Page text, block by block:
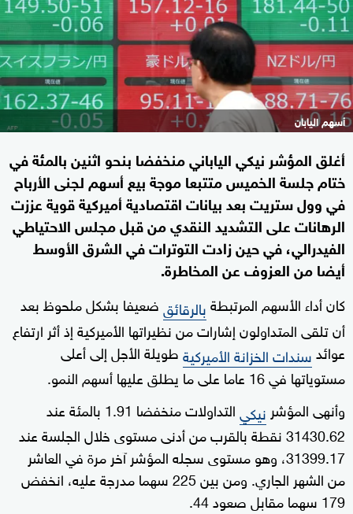
أسهم اليابان
أغلق المؤشر نيكي الياباني منخفضا بنحو اثنين بالمئة في
ختام جلسة الخميس متتبعا موجة بيع أسهم لجنى الأرباح
في وول ستريت بعد بيانات اقتصادية أميركية قوية عززت
الرهانات على التشديد النقدي من قبل مجلس الاحتياطي
الفيدرالي، في حين زادت التوترات في الشرق الأوسط
أيضا من العزوف عن المخاطرة.
كان أداء الأسهم المرتبطةبالرقائقضعيفا بشكل ملحوظ بعد
أن تلقى المتداولون إشارات من نظيراتها الأميركية إذ أثر ارتفاع
عوائدسندات الخزانة الأميركيةطويلة الأجل إلى أعلى
مستوياتها في 16 عاما على ما يطلق عليها أسهم النمو.
وأنهى المؤشر نيكي
التداولات منخفضا 1.91 بالمئة عند
31430.62 نقطة بالقرب من أدنى مستوى خلال الجلسة عند
31399.17، وهو مستوى سجله المؤشر آخر مرة في العاشر
من الشهر الجاري. ومن بين 225 سهما مدرجة عليه، انخفض
179 سهما مقابل صعود 44.